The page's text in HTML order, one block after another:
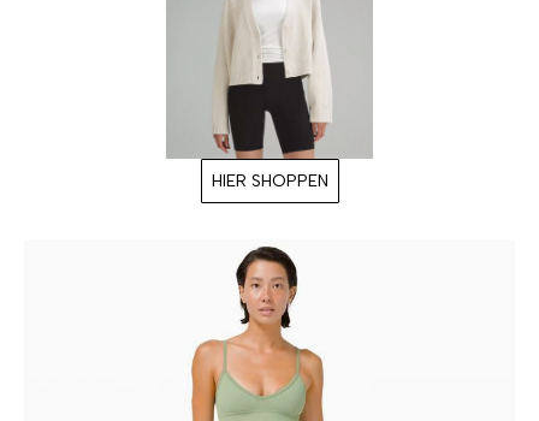
HIER SHOPPEN